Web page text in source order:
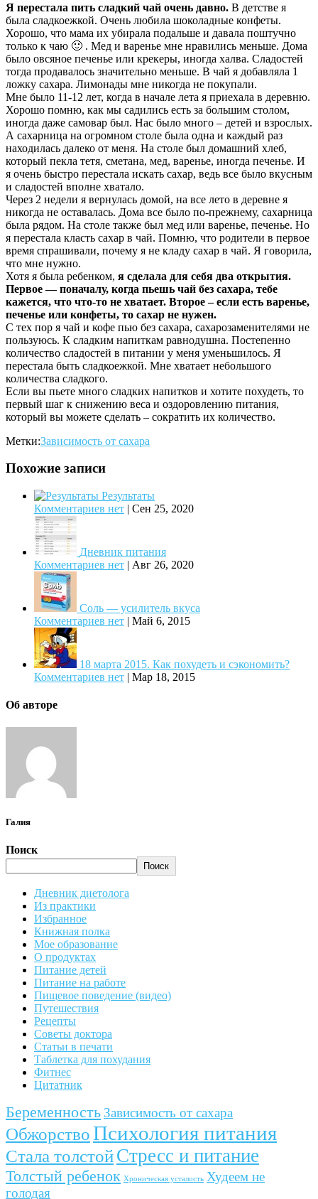
Я перестала пить сладкий чай очень давно. В детстве я
была сладкоежкой. Очень любила шоколадные конфеты.
Хорошо, что мама их убирала подальше и давала поштучно
только к чаю 🙂 . Мед и варенье мне нравились меньше. Дома
было овсяное печенье или крекеры, иногда халва. Сладостей
тогда продавалось значительно меньше. В чай я добавляла 1
ложку сахара. Лимонады мне никогда не покупали.
Мне было 11-12 лет, когда в начале лета я приехала в деревню.
Хорошо помню, как мы садились есть за большим столом,
иногда даже самовар был. Нас было много – детей и взрослых.
А сахарница на огромном столе была одна и каждый раз
находилась далеко от меня. На столе был домашний хлеб,
который пекла тетя, сметана, мед, варенье, иногда печенье. И
я очень быстро перестала искать сахар, ведь все было вкусным
и сладостей вполне хватало.
Через 2 недели я вернулась домой, на все лето в деревне я
никогда не оставалась. Дома все было по-прежнему, сахарница
была рядом. На столе также был мед или варенье, печенье. Но
я перестала класть сахар в чай. Помню, что родители в первое
время спрашивали, почему я не кладу сахар в чай. Я говорила,
что мне нужно.
Хотя я была ребенком, я сделала для себя два открытия.
Первое — поначалу, когда пьешь чай без сахара, тебе
кажется, что что-то не хватает. Второе – если есть варенье,
печенье или конфеты, то сахар не нужен.
С тех пор я чай и кофе пью без сахара, сахарозаменителями не
пользуюсь. К сладким напиткам равнодушна. Постепенно
количество сладостей в питании у меня уменьшилось. Я
перестала быть сладкоежкой. Мне хватает небольшого
количества сладкого.
Если вы пьете много сладких напитков и хотите похудеть, то
первый шаг к снижению веса и оздоровлению питания,
который вы можете сделать – сократить их количество.
Метки:Зависимость от сахара
Похожие записи
Результаты
Комментариев нет | Сен 25, 2020
Дневник питания
Комментариев нет | Авг 26, 2020
Соль — усилитель вкуса
Комментариев нет | Май 6, 2015
18 марта 2015. Как похудеть и сэкономить?
Комментариев нет | Мар 18, 2015
Об авторе
Галия
Поиск
Поиск
Дневник диетолога
Из практики
Избранное
Книжная полка
Мое образование
О продуктах
Питание детей
Питание на работе
Пищевое поведение (видео)
Путешествия
Рецепты
Советы доктора
Статьи в печати
Таблетка для похудания
Фитнес
Цитатник
Беременность Зависимость от сахара
ОбжорствоПсихология питания
Стала толстойСтресс и питание
Толстый ребенок Хроническая усталость Худеем не
голодая